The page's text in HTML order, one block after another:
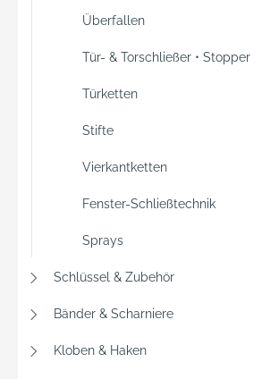
Überfallen
Tür- & Torschließer • Stopper
Türketten
Stifte
Vierkantketten
Fenster-Schließtechnik
Sprays
Schlüssel & Zubehör
Bänder & Scharniere
Kloben & Haken